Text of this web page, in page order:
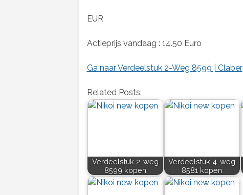
EUR
Actieprijs vandaag : 14.50 Euro
Ga naar Verdeelstuk 2-Weg 8599 | Claber
Related Posts:
Verdeelstuk 2-weg
8599 kopen
Verdeelstuk 4-weg
8581 kopen